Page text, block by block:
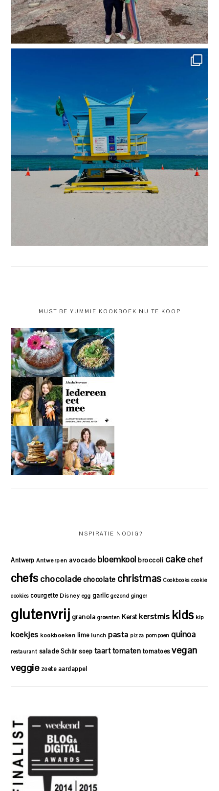
MUST BE YUMMIE KOOKBOEK NU TE KOOP
INSPIRATIE NODIG?
Antwerp Antwerpen avocado bloemkool broccoli cakechef
chefs chocoladechocolate christmas Cookbooks cookie
cookies courgette Disney egg garlic gezond ginger
glutenvrij granola groenten Kerst kerstmis kids kip
koekjes kookboeken lime lunch pasta pizza pompoen quinoa
restaurant salade Schär soep taarttomaten tomatoes vegan
veggie zoete aardappel